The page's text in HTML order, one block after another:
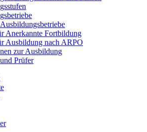
Anerkannte Fortbildung
Ausbildung nach ARPO
zur Ausbildung
Prüfer